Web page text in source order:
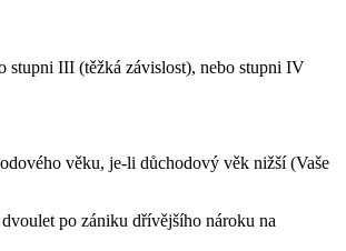
stupni III (těžká závislost), nebo stupni IV
věku, je-li důchodový věk nižší (Vaše
po zániku dřívějšího nároku na